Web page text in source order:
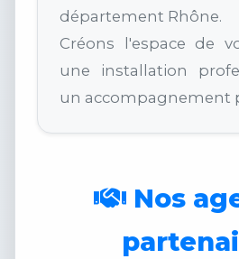
département Rhône.
Créons l'espace de
une installation
un accompagnement
Nos